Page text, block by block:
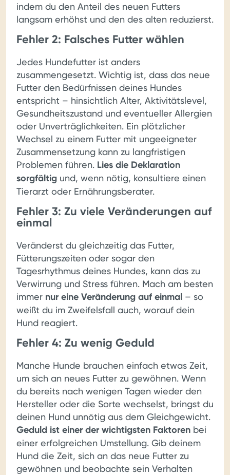
indem du den Anteil des neuen Futters
langsam erhöhst und den des alten reduzierst.
Fehler 2: Falsches Futter wählen
Jedes Hundefutter ist anders
zusammengesetzt. Wichtig ist, dass das neue
Futter den Bedürfnissen deines Hundes
entspricht – hinsichtlich Alter, Aktivitätslevel,
Gesundheitszustand und eventueller Allergien
oder Unverträglichkeiten. Ein plötzlicher
Wechsel zu einem Futter mit ungeeigneter
Zusammensetzung kann zu langfristigen
Problemen führen. Lies die Deklaration
sorgfältig und, wenn nötig, konsultiere einen
Tierarzt oder Ernährungsberater.
Fehler 3: Zu viele Veränderungen auf
einmal
Veränderst du gleichzeitig das Futter,
Fütterungszeiten oder sogar den
Tagesrhythmus deines Hundes, kann das zu
Verwirrung und Stress führen. Mach am besten
immer nur eine Veränderung auf einmal – so
weißt du im Zweifelsfall auch, worauf dein
Hund reagiert.
Fehler 4: Zu wenig Geduld
Manche Hunde brauchen einfach etwas Zeit,
um sich an neues Futter zu gewöhnen. Wenn
du bereits nach wenigen Tagen wieder den
Hersteller oder die Sorte wechselst, bringst du
deinen Hund unnötig aus dem Gleichgewicht.
Geduld ist einer der wichtigsten Faktoren bei
einer erfolgreichen Umstellung. Gib deinem
Hund die Zeit, sich an das neue Futter zu
gewöhnen und beobachte sein Verhalten